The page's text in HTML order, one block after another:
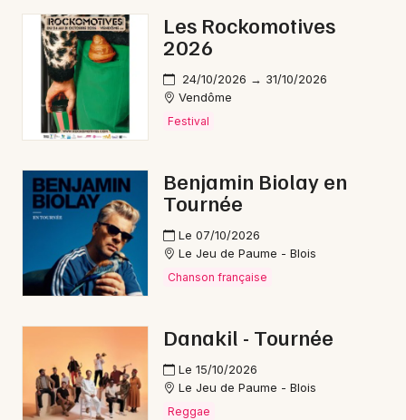
Artistes en tournée
Actus à Vendôme
Magazine à Vendôme
Choisir mes départements
Mon email
Les Rockomotives
2026
24/10/2026 → 31/10/2026
Vendôme
Festival
Benjamin Biolay en
Tournée
Le 07/10/2026
Le Jeu de Paume - Blois
Chanson française
Danakil - Tournée
Le 15/10/2026
Le Jeu de Paume - Blois
Reggae